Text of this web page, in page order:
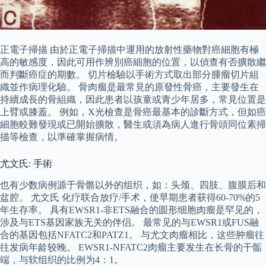
正電子掃描 由於正電子掃描中運用的放射性藥物對癌細胞有極
高的敏感度，因此可用作辨別癌細胞的位置，以偵查有否擴散繼
而判斷癌症的期數。 切片檢驗以手術方式取出部分腫瘤切片組
織並作病理化驗。 骨肉瘤是最常見的原發性骨癌，主要發生在
持續成長的骨組織，因此患者以孩童或青少年居多，常見位置是
上臂或膝蓋。 例如，X光檢查是骨癌最基本的診斷方式，但如癌
細胞較難發現或已開始擴散，醫生或須為病人進行骨頭同位素掃
描等檢查，以準確掌握病情。
尤文氏: 手術
也有少数病例源于骨骼以外的组织，如：头颈、四肢、腹膜后和
盆腔。 尤文氏 化疗联合放疗/手术，使早期患者获得60-70%的5
年生存率。 具有EWSR1-非ETS融合的圆形细胞肉瘤是罕见的，
涉及与ETS基因家族无关的伴侣。 最常见的与EWSR1或FUS融
合的基因包括NFATC2和PATZ1。 与尤文肉瘤相比，这些肿瘤往
往发病年龄较晚。 EWSR1-NFATC2肉瘤主要发生在长骨的干骺
端，与软组织的比例为4：1。